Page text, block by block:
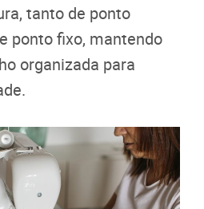
tanto de ponto
ponto fixo, mantendo
organizada para